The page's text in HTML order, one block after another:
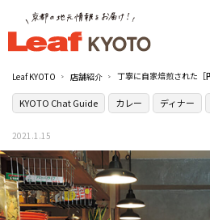
Leaf KYOTO 店舗紹介
KYOTO Chat Guide カレー ディナー
2021.1.15